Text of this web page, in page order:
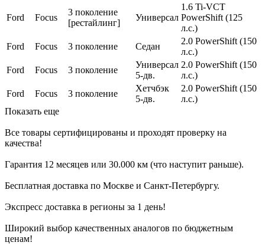
Ford Focus
3 поколение
[рестайлинг]
Универсал
1.6 Ti-VCT
PowerShift (125
л.с.)
Ford
Focus 3 поколение Седан
2.0 PowerShift (150
л.с.)
Ford
Focus 3 поколение
Универсал
5-дв.
2.0 PowerShift (150
л.с.)
Ford
Focus 3 поколение
Хетчбэк
5-дв.
2.0 PowerShift (150
л.с.)
Показать еще
Все товары сертифицированы и проходят проверку на
качества!
Гарантия 12 месяцев или 30.000 км (что наступит раньше).
Бесплатная доставка по Москве и Санкт-Петербургу.
Экспресс доставка в регионы за 1 день!
Широкий выбор качественных аналогов по бюджетным
ценам!